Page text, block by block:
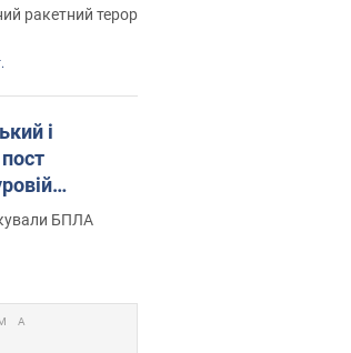
ракетний терор
і
відео
БПЛА